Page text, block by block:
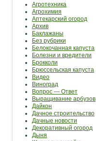
Агротехника
Агрохимия
Аптекарский огород
Архив
Баклажаны
Без рубрики
Белокочанная капуста
Болезни и вредители
Брокколи
Брюссельская капуста
Видео
Виноград
Вопрос — Ответ
Выращивание арбузов
Дайкон
Дачное строительство
Дачные новости
Декоративный огород
Дыня